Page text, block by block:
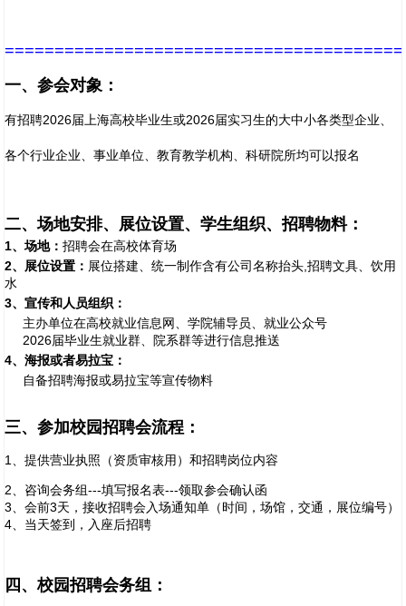
一、参会对象：
有招聘2026届上海高校毕业生或2026届实习生的大中小各类型企业、
各个行业企业、事业单位、教育教学机构、科研院所均可以报名
二、场地安排、展位设置、学生组织、招聘物料：
1、场地： 招聘会在高校体育场
2、展位设置： 展位搭建、统一制作含有公司名称抬头,招聘文具、饮用
水
3、宣传和人员组织：
主办单位在高校就业信息网、学院辅导员、就业公众号
2026届毕业生就业群、院系群等进行信息推送
4、海报或者易拉宝：
自备招聘海报或易拉宝等宣传物料
三、参加校园招聘会流程：
1、提供营业执照（资质审核用）和招聘岗位内容
2、咨询会务组---填写报名表---领取参会确认函
3、会前3天，接收招聘会入场通知单（时间，场馆，交通，展位编号）
4、当天签到，入座后招聘
四、校园招聘会务组：